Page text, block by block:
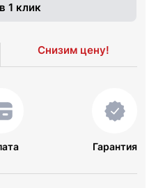
1 клик
Снизим цену!
Гарантия